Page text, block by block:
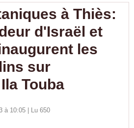
à Thiès:
d'Israël et
les
sur
Touba
à 10:05 | Lu 650